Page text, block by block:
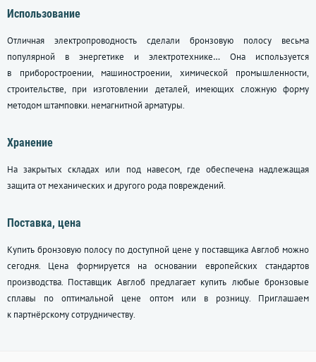
Использование
Отличная электропроводность сделали бронзовую полосу весьма
популярной в энергетике и электротехнике… Она используется
в приборостроении, машиностроении, химической промышленности,
строительстве, при изготовлении деталей, имеющих сложную форму
методом штамповки. немагнитной арматуры.
Хранение
На закрытых складах или под навесом, где обеспечена надлежащая
защита от механических и другого рода повреждений.
Поставка, цена
Купить бронзовую полосу по доступной цене у поставщика Авглоб можно
сегодня. Цена формируется на основании европейских стандартов
производства. Поставщик Авглоб предлагает купить любые бронзовые
сплавы по оптимальной цене оптом или в розницу. Приглашаем
к партнёрскому сотрудничеству.